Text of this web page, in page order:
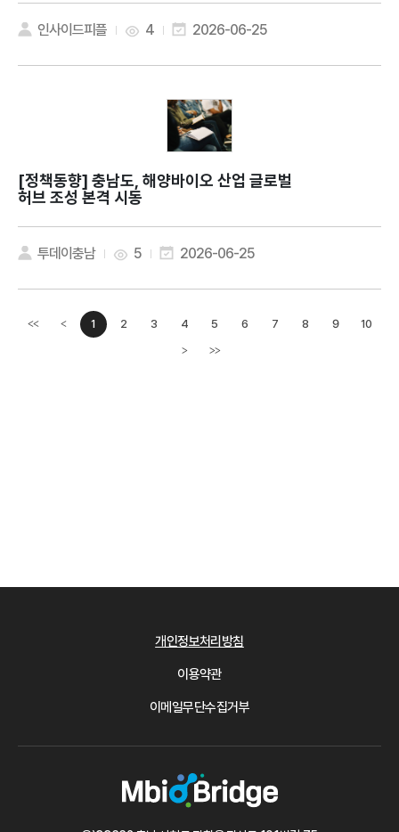
인사이드피플 4 2026-06-25
[정책동향]
허브 조성 본격 시동
투데이충남 5 2026-06-25
<< <이전페이지
1 2 3 4 5 6 7 8 9 10
>다음페이지
>>
개인정보처리방침
이용약관
이메일무단수집거부